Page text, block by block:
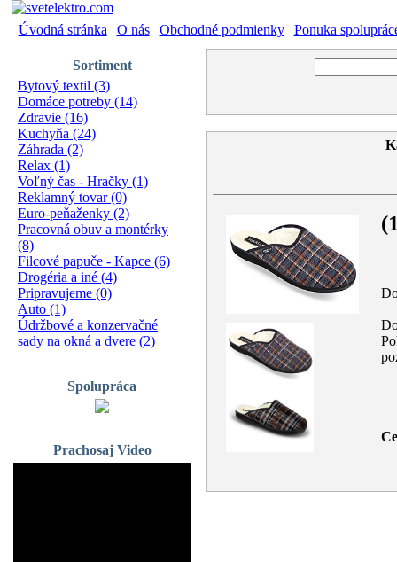
Úvodná stránka O nás| Obchodné podmienky| Ponuka
Sortiment
Bytový textil (3)
Domáce potreby (14)
Zdravie (16)
Kuchyňa (24)
Záhrada (2)
Relax (1)
Voľný čas - Hračky (1)
Reklamný tovar (0)
Euro-peňaženky (2)
Pracovná obuv a montérky
(8)
Filcové papuče - Kapce (6)
Drogéria a iné (4)
Pripravujeme (0)
Auto (1)
Údržbové a konzervačné
sady na okná a dvere (2)
Spolupráca
Prachosaj Video